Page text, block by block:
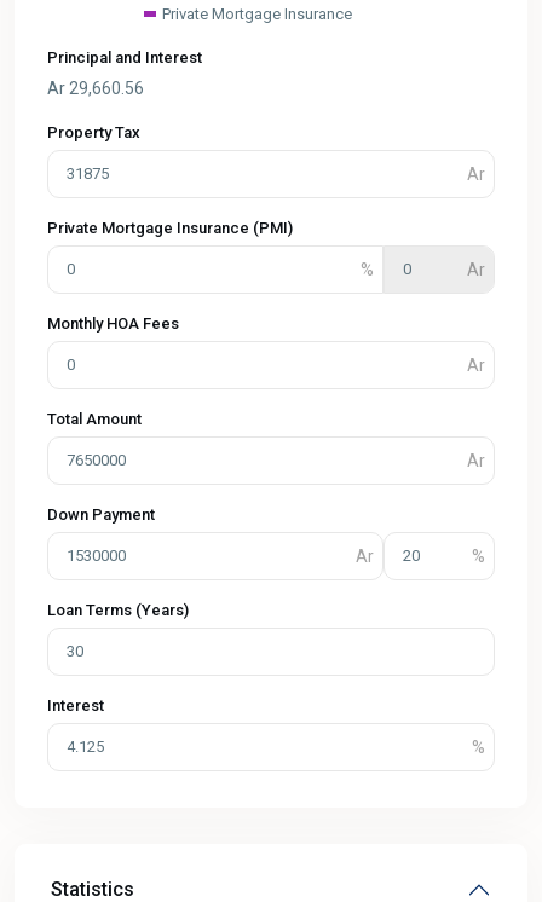
Private Mortgage Insurance
Principal and Interest
Ar 29,660.56
Property Tax
Private Mortgage Insurance (PMI)
Monthly HOA Fees
Total Amount
Down Payment
Loan Terms (Years)
Interest
Statistics